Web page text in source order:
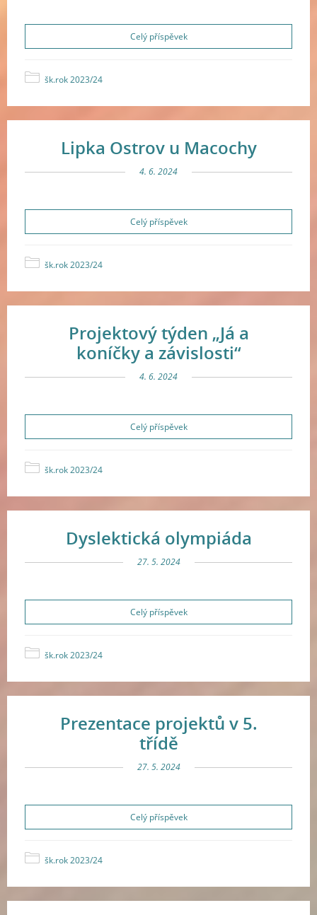
Celý příspěvek
šk.rok 2023/24
Lipka Ostrov u Macochy
4. 6. 2024
Celý příspěvek
šk.rok 2023/24
Projektový týden „Já a
koníčky a závislosti“
4. 6. 2024
Celý příspěvek
šk.rok 2023/24
Dyslektická olympiáda
27. 5. 2024
Celý příspěvek
šk.rok 2023/24
Prezentace projektů v 5.
třídě
27. 5. 2024
Celý příspěvek
šk.rok 2023/24